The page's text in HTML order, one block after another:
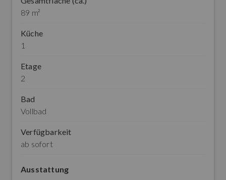
89 m²
Küche
1
Etage
2
Bad
Vollbad
Verfügbarkeit
ab sofort
Ausstattung